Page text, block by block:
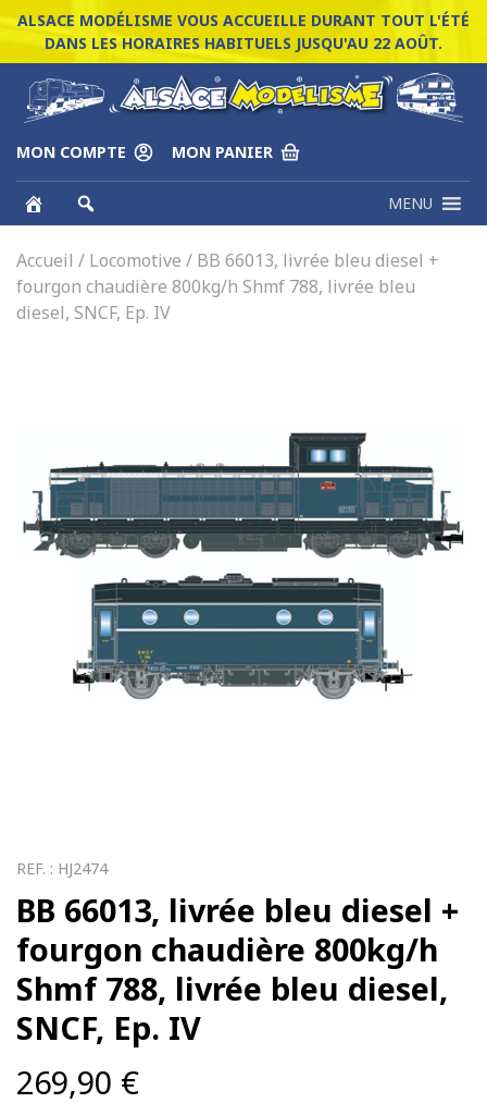
ALSACE MODÉLISME VOUS ACCUEILLE DURANT TOUT L'ÉTÉ
DANS LES HORAIRES HABITUELS JUSQU'AU 22 AOÛT.
MON COMPTE MON PANIER
MENU
Accueil / Locomotive / BB 66013, livrée bleu diesel +
fourgon chaudière 800kg/h Shmf 788, livrée bleu
diesel, SNCF, Ep. IV
REF. : HJ2474
BB 66013, livrée bleu diesel +
fourgon chaudière 800kg/h
Shmf 788, livrée bleu diesel,
SNCF, Ep. IV
269,90 €